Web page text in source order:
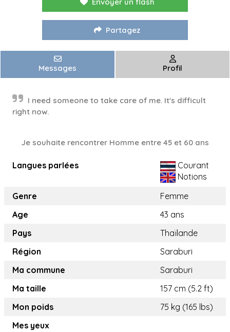
Partagez
Messages Profil
I need someone to take care of me. It's difficult
right now.
Je souhaite rencontrer Homme entre 45 et 60 ans
Langues parlées
Courant
Notions
Genre
Femme
Age
43 ans
Pays
Thaïlande
Région
Saraburi
Ma commune
Saraburi
Ma taille
157 cm (5.2 ft)
Mon poids
75 kg (165 lbs)
Mes yeux